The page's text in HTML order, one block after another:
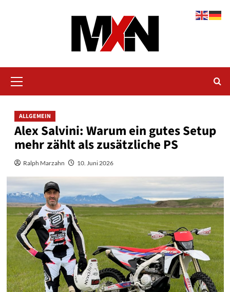
Menü
ALLGEMEIN
Alex Salvini: Warum ein gutes Setup
mehr zählt als zusätzliche PS
Ralph Marzahn 10. Juni 2026